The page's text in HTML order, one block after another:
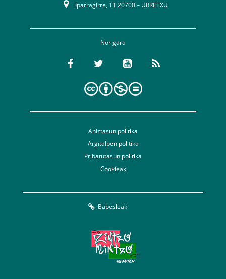
Iparragirre, 11 20700 – URRETXU
Nor gara
Aniztasun politika
Argitalpen politika
Pribatutasun politika
Cookieak
Babesleak: